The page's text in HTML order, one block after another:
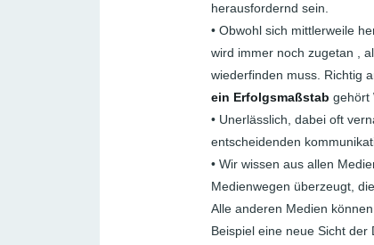
herausfordernd sein.
• Obwohl sich mittlerweile
wird immer noch zugetan ,
wiederfinden muss. Richtig
ein Erfolgsmaßstab gehört
• Unerlässlich, dabei oft
entscheidenden
• Wir wissen aus allen
Medienwegen überzeugt, die
Alle anderen Medien
Beispiel eine neue Sicht